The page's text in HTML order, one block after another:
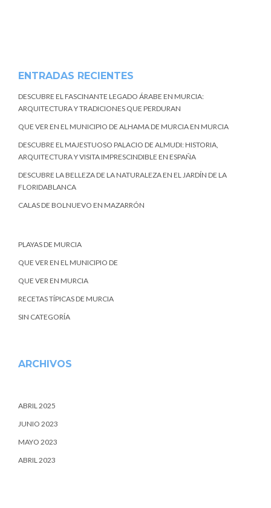
ENTRADAS RECIENTES
DESCUBRE EL FASCINANTE LEGADO ÁRABE EN MURCIA:
ARQUITECTURA Y TRADICIONES QUE PERDURAN
QUE VER EN EL MUNICIPIO DE ALHAMA DE MURCIA EN MURCIA
DESCUBRE EL MAJESTUOSO PALACIO DE ALMUDI: HISTORIA,
ARQUITECTURA Y VISITA IMPRESCINDIBLE EN ESPAÑA
DESCUBRE LA BELLEZA DE LA NATURALEZA EN EL JARDÍN DE LA
FLORIDABLANCA
CALAS DE BOLNUEVO EN MAZARRÓN
PLAYAS DE MURCIA
QUE VER EN EL MUNICIPIO DE
QUE VER EN MURCIA
RECETAS TÍPICAS DE MURCIA
SIN CATEGORÍA
ARCHIVOS
ABRIL 2025
JUNIO 2023
MAYO 2023
ABRIL 2023